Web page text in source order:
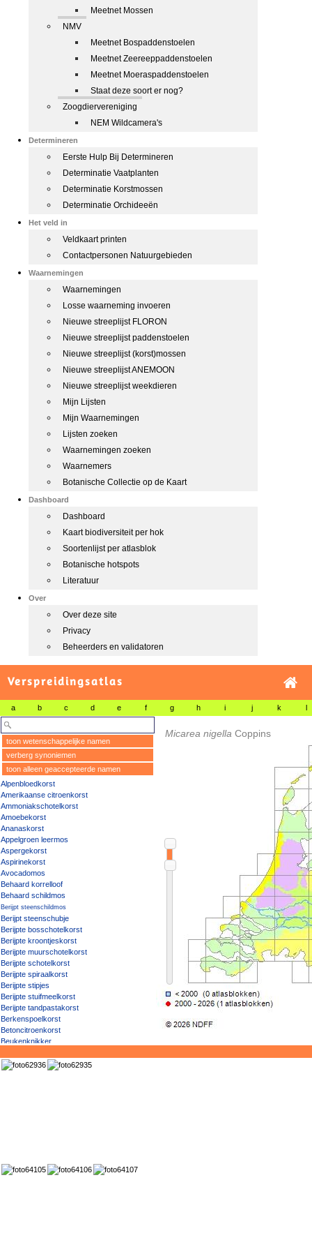
Meetnet Mossen
NMV
Meetnet Bospaddenstoelen
Meetnet Zeereeppaddenstoelen
Meetnet Moeraspaddenstoelen
Staat deze soort er nog?
Zoogdiervereniging
NEM Wildcamera's
Determineren
Eerste Hulp Bij Determineren
Determinatie Vaatplanten
Determinatie Korstmossen
Determinatie Orchideeën
Het veld in
Veldkaart printen
Contactpersonen Natuurgebieden
Waarnemingen
Waarnemingen
Losse waarneming invoeren
Nieuwe streeplijst FLORON
Nieuwe streeplijst paddenstoelen
Nieuwe streeplijst (korst)mossen
Nieuwe streeplijst ANEMOON
Nieuwe streeplijst weekdieren
Mijn Lijsten
Mijn Waarnemingen
Lijsten zoeken
Waarnemingen zoeken
Waarnemers
Botanische Collectie op de Kaart
Dashboard
Dashboard
Kaart biodiversiteit per hok
Soortenlijst per atlasblok
Botanische hotspots
Literatuur
Over
Over deze site
Privacy
Beheerders en validatoren
Verspreidingsatlas
a b c d e f g h i j k l
toon wetenschappelijke namen
verberg synoniemen
toon alleen geaccepteerde namen
Alpenbloedkorst
Amerikaanse citroenkorst
Ammoniakschotelkorst
Amoebekorst
Ananaskorst
Appelgroen leermos
Aspergekorst
Aspirinekorst
Avocadomos
Behaard korrelloof
Behaard schildmos
Berijpt steenschildmos
Berijpt steenschubje
Berijpte bosschotelkorst
Berijpte kroontjeskorst
Berijpte muurschotelkorst
Berijpte schotelkorst
Berijpte spiraalkorst
Berijpte stipjes
Berijpte stuifmeelkorst
Berijpte tandpastakorst
Berkenspoelkorst
Betoncitroenkorst
Beukenknikker
Beukenschriftmos
Blauwgrijs steenschildmos
Blauwgrijze korrelkorst
Micarea nigella Coppins